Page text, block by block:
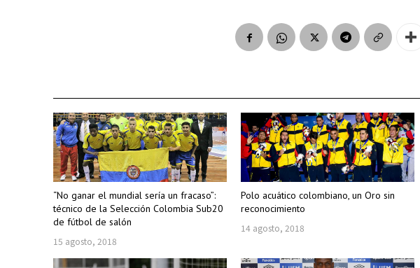
“No ganar el mundial sería un fracaso”:
técnico de la Selección Colombia Sub20
de fútbol de salón
15 agosto, 2018
Polo acuático colombiano, un Oro sin
reconocimiento
14 agosto, 2018